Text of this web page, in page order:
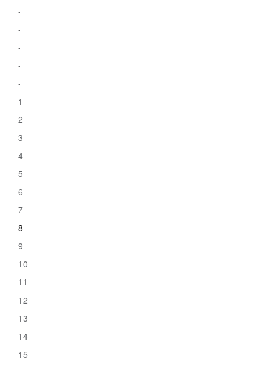
-
-
-
-
-
1
2
3
4
5
6
7
8
9
10
11
12
13
14
15